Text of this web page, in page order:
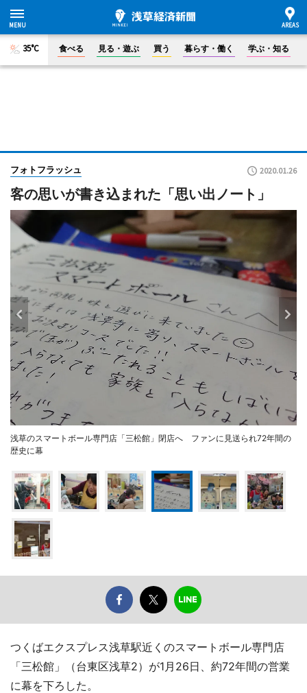
35°C 食べる 見る・遊ぶ 買う 暮らす・働く 学ぶ・知る
フォトフラッシュ 2020.01.26
客の思いが書き込まれた「思い出ノート」
浅草のスマートボール専門店「三松館」閉店へ ファンに見送られ72年間の
歴史に幕
つくばエクスプレス浅草駅近くのスマートボール専門店
「三松館」（台東区浅草2）が1月26日、約72年間の営業
に幕を下ろした。